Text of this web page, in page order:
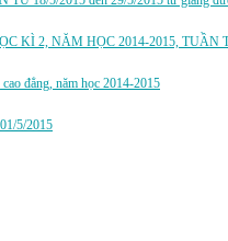
KÌ 2, NĂM HỌC 2014-2015, TUẦN
đẳng, năm học 2014-2015
5/2015